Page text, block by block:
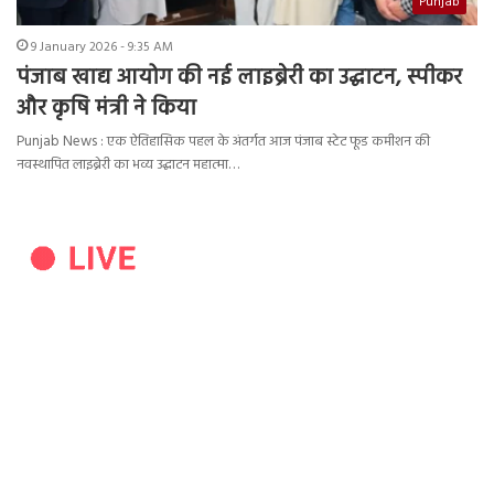
9 January 2026 - 9:35 AM
पंजाब खाद्य आयोग की नई लाइब्रेरी का उद्घाटन, स्पीकर
और कृषि मंत्री ने किया
Punjab News : एक ऐतिहासिक पहल के अंतर्गत आज पंजाब स्टेट फूड कमीशन की
नवस्थापित लाइब्रेरी का भव्य उद्घाटन महात्मा…